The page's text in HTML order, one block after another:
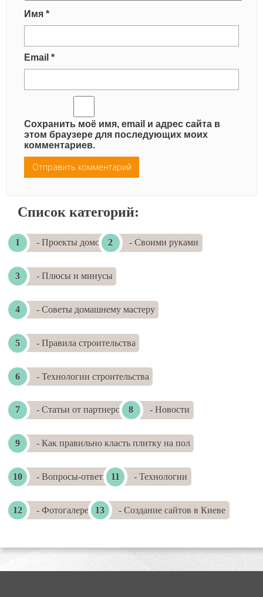
Имя *
Email *
Сохранить моё имя, email и адрес сайта в
этом браузере для последующих моих
комментариев.
Список категорий:
- Проекты домов - Своими руками
- Плюсы и минусы
- Советы домашнему мастеру
- Правила строительства
- Технологии строительства
- Статьи от партнеров - Новости
- Как правильно класть плитку на пол
- Вопросы-ответы - Технологии
- Фотогалереи - Создание сайтов в Киеве